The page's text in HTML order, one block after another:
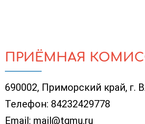
ПРИЁМНАЯ
690002, Приморский край, г.
Телефон: 84232429778
Email: mail@tgmu.ru